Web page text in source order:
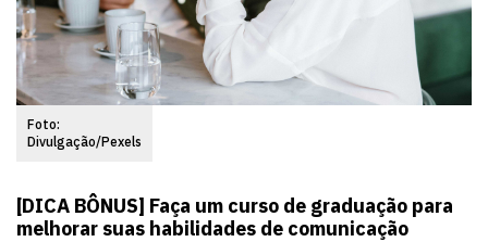
Foto:
Divulgação/Pexels
[DICA BÔNUS] Faça um curso de graduação para
melhorar suas habilidades de comunicação